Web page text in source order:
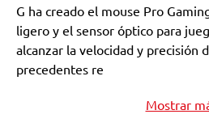
G ha creado el mouse Pro
ligero y el sensor óptico para
alcanzar la velocidad y precisión
precedentes re
Mostrar